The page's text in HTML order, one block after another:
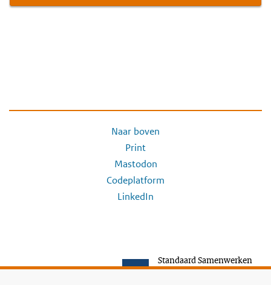
Naar boven
Print
Mastodon
Codeplatform
LinkedIn
Standaard Samenwerken